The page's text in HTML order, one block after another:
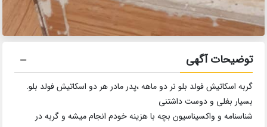
توضیحات آگهی
گربه اسکاتیش فولد بلو نر دو ماهه ،پدر مادر هر دو اسکاتیش فولد بلو.
بسیار بغلی و دوست داشتنی
شناسنامه و واکسیناسیون بچه با هزینه خودم انجام میشه و گربه در